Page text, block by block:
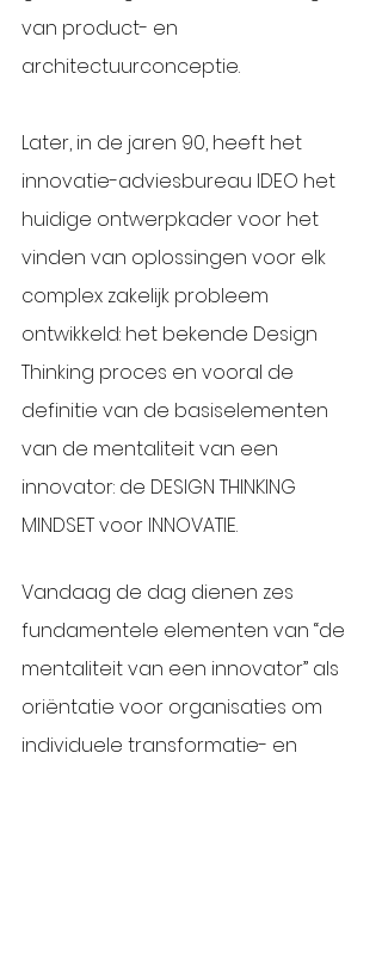
van product- en
architectuurconceptie.
Later, in de jaren 90, heeft het
innovatie-adviesbureau IDEO het
huidige ontwerpkader voor het
vinden van oplossingen voor elk
complex zakelijk probleem
ontwikkeld: het bekende Design
Thinking proces en vooral de
definitie van de basiselementen
van de mentaliteit van een
innovator: de DESIGN THINKING
MINDSET voor INNOVATIE.
Vandaag de dag dienen zes
fundamentele elementen van “de
mentaliteit van een innovator” als
oriëntatie voor organisaties om
individuele transformatie- en